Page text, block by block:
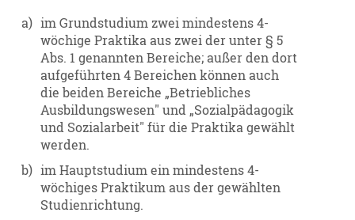
a) im Grundstudium zwei mindestens 4-
wöchige Praktika aus zwei der unter § 5
Abs. 1 genannten Bereiche; außer den dort
aufgeführten 4 Bereichen können auch
die beiden Bereiche „Betriebliches
Ausbildungswesen" und „Sozialpädagogik
und Sozialarbeit" für die Praktika gewählt
werden.
b) im Hauptstudium ein mindestens 4-
wöchiges Praktikum aus der gewählten
Studienrichtung.